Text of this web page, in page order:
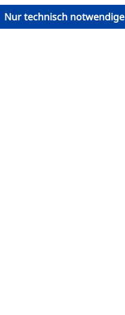
Nur technisch notwendige